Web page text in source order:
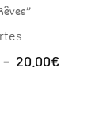
– 20.00€Plage